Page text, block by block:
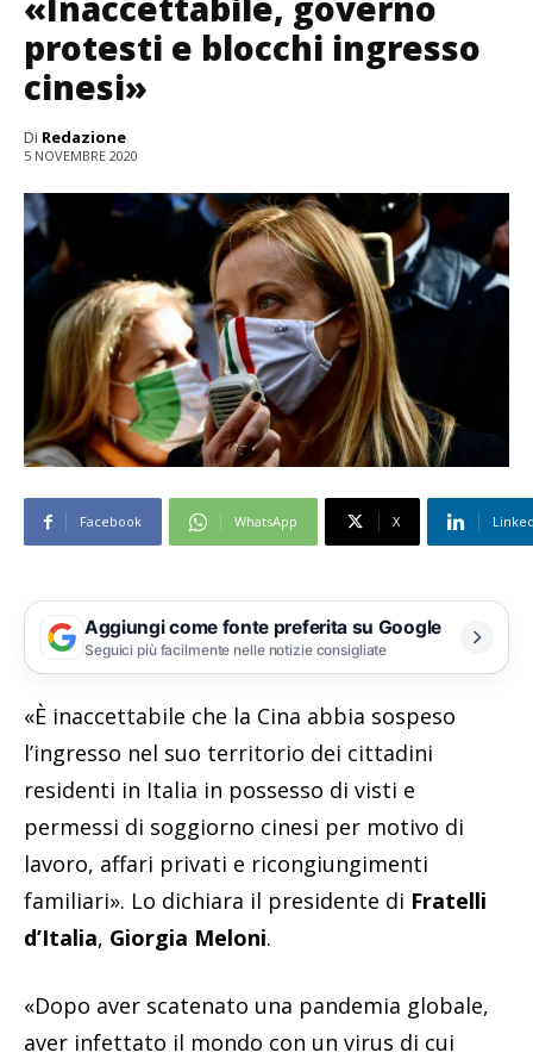
protesti e blocchi ingresso
cinesi»
Di Redazione
5 NOVEMBRE 2020
Facebook WhatsApp X
Aggiungi come fonte preferita su Google
Seguici più facilmente nelle notizie consigliate
«È inaccettabile che la Cina abbia sospeso
l’ingresso nel suo territorio dei cittadini
residenti in Italia in possesso di visti e
permessi di soggiorno cinesi per motivo di
lavoro, affari privati e ricongiungimenti
familiari». Lo dichiara il presidente di Fratelli
d’Italia, Giorgia Meloni.
«Dopo aver scatenato una pandemia globale,
aver infettato il mondo con un virus di cui